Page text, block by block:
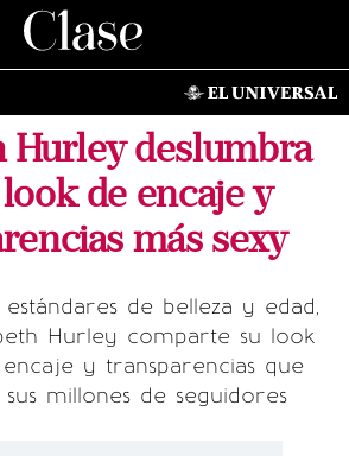
Hurley deslumbra
de encaje y
más sexy
estándares de belleza y edad,
Hurley comparte su look
y transparencias que
millones de seguidores